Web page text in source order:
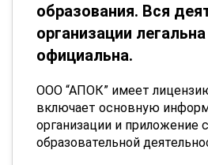
образования. Вся
организации легальна
официальна.
ООО “АПОК” имеет
включает основную
организации и приложение
образовательной